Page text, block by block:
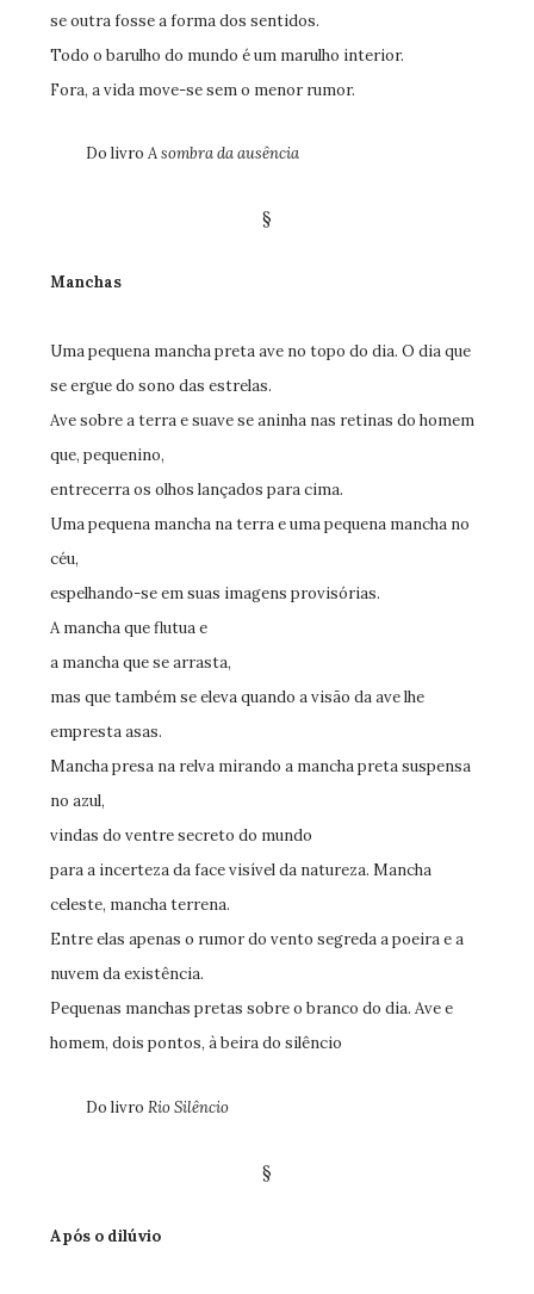
se outra fosse a forma dos sentidos.
Todo o barulho do mundo é um marulho interior.
Fora, a vida move-se sem o menor rumor.
Do livro A sombra da ausência
§
Manchas
Uma pequena mancha preta ave no topo do dia. O dia que
se ergue do sono das estrelas.
Ave sobre a terra e suave se aninha nas retinas do homem
que, pequenino,
entrecerra os olhos lançados para cima.
Uma pequena mancha na terra e uma pequena mancha no
céu,
espelhando-se em suas imagens provisórias.
A mancha que flutua e
a mancha que se arrasta,
mas que também se eleva quando a visão da ave lhe
empresta asas.
Mancha presa na relva mirando a mancha preta suspensa
no azul,
vindas do ventre secreto do mundo
para a incerteza da face visível da natureza. Mancha
celeste, mancha terrena.
Entre elas apenas o rumor do vento segreda a poeira e a
nuvem da existência.
Pequenas manchas pretas sobre o branco do dia. Ave e
homem, dois pontos, à beira do silêncio
Do livro Rio Silêncio
§
Após o dilúvio